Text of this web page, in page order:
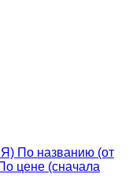
Я) По названию (от
цене (сначала